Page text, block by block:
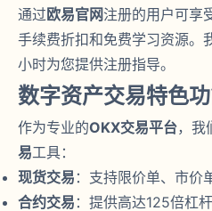
通过 欧易官网注册的用户可享
手续费折扣和免费学习资源。
小时为您提供注册指导。
数字资产交易特色
作为专业的OKX交易平台，我
易工具：
现货交易 ：支持限价单、市价
合约交易 ：提供高达125倍杠